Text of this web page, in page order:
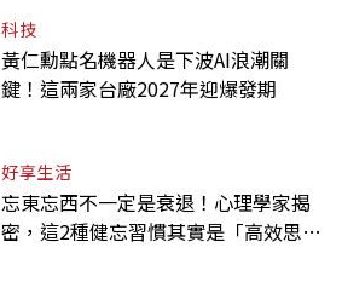
科技
黃仁勳點名機器人是下波AI浪潮關
鍵！這兩家台廠2027年迎爆發期
好享生活
忘東忘西不一定是衰退！心理學家揭
密，這2種健忘習慣其實是「高效思